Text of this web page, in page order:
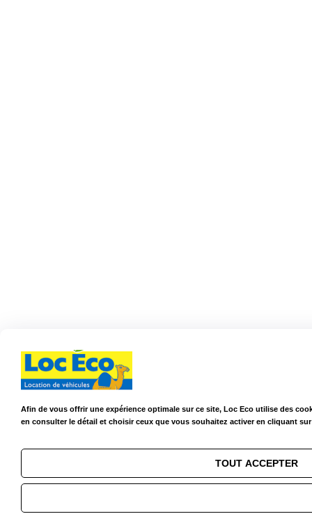
Afin de vous offrir une expérience optimale sur ce site, Loc Eco utilise des
en consulter le détail et choisir ceux que vous souhaitez activer en cliquant
TOUT ACCEPTER